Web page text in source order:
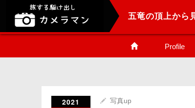
五竜の頂上から
Profile
2021 写真up